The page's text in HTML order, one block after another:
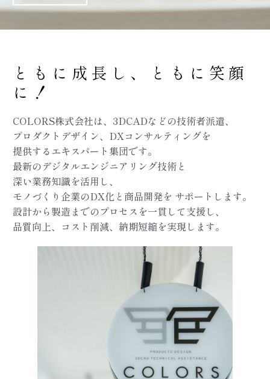
ともに成長し、ともに笑顔
に！
COLORS株式会社は、3DCADなどの技術者派遣、
プロダクトデザイン、DXコンサルティングを
提供するエキスパート集団です。
最新のデジタルエンジニアリング技術と
深い業務知識を活用し、
モノづくり企業のDX化と商品開発を サポートします。
設計から製造までのプロセスを一貫して支援し、
品質向上、コスト削減、納期短縮を実現します。